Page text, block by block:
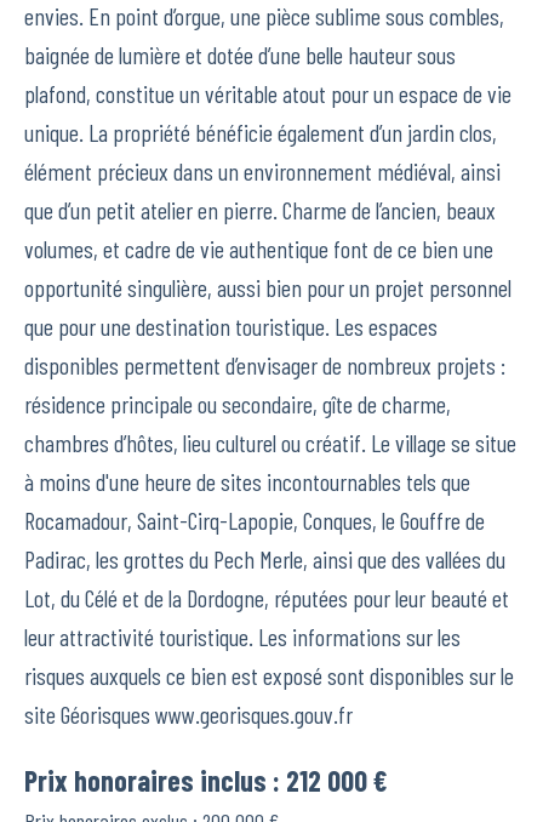
envies. En point d’orgue, une pièce sublime sous combles,
baignée de lumière et dotée d’une belle hauteur sous
plafond, constitue un véritable atout pour un espace de vie
unique. La propriété bénéficie également d’un jardin clos,
élément précieux dans un environnement médiéval, ainsi
que d’un petit atelier en pierre. Charme de l’ancien, beaux
volumes, et cadre de vie authentique font de ce bien une
opportunité singulière, aussi bien pour un projet personnel
que pour une destination touristique. Les espaces
disponibles permettent d’envisager de nombreux projets :
résidence principale ou secondaire, gîte de charme,
chambres d’hôtes, lieu culturel ou créatif. Le village se situe
à moins d'une heure de sites incontournables tels que
Rocamadour, Saint-Cirq-Lapopie, Conques, le Gouffre de
Padirac, les grottes du Pech Merle, ainsi que des vallées du
Lot, du Célé et de la Dordogne, réputées pour leur beauté et
leur attractivité touristique. Les informations sur les
risques auxquels ce bien est exposé sont disponibles sur le
site Géorisques www.georisques.gouv.fr
Prix honoraires inclus : 212 000 €